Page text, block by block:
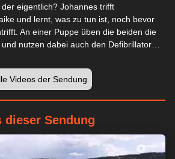
eigentlich? Johannes trifft
und lernt, was zu tun ist, noch bevor
An einer Puppe üben die beiden die
nutzen dabei auch den Defibrillator…
Videos der Sendung
dieser Sendung